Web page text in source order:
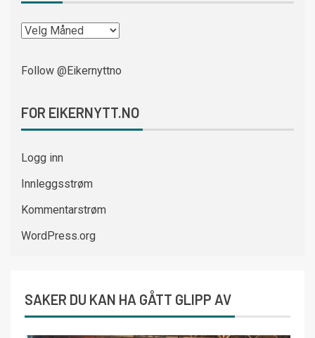
Follow @Eikernyttno
FOR EIKERNYTT.NO
Logg inn
Innleggsstrøm
Kommentarstrøm
WordPress.org
SAKER DU KAN HA GÅTT GLIPP AV